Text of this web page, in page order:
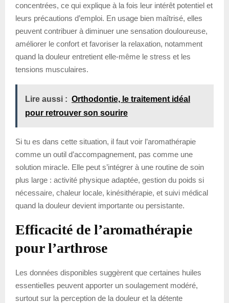
concentrées, ce qui explique à la fois leur intérêt potentiel et
leurs précautions d’emploi. En usage bien maîtrisé, elles
peuvent contribuer à diminuer une sensation douloureuse,
améliorer le confort et favoriser la relaxation, notamment
quand la douleur entretient elle-même le stress et les
tensions musculaires.
Lire aussi : Orthodontie, le traitement idéal
pour retrouver son sourire
Si tu es dans cette situation, il faut voir l’aromathérapie
comme un outil d’accompagnement, pas comme une
solution miracle. Elle peut s’intégrer à une routine de soin
plus large : activité physique adaptée, gestion du poids si
nécessaire, chaleur locale, kinésithérapie, et suivi médical
quand la douleur devient importante ou persistante.
Efficacité de l’aromathérapie
pour l’arthrose
Les données disponibles suggèrent que certaines huiles
essentielles peuvent apporter un soulagement modéré,
surtout sur la perception de la douleur et la détente